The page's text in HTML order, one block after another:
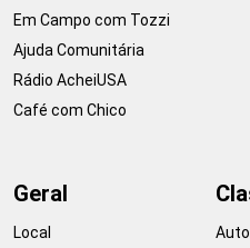
Em Campo com Tozzi
Ajuda Comunitária
Rádio AcheiUSA
Café com Chico
Geral
Local